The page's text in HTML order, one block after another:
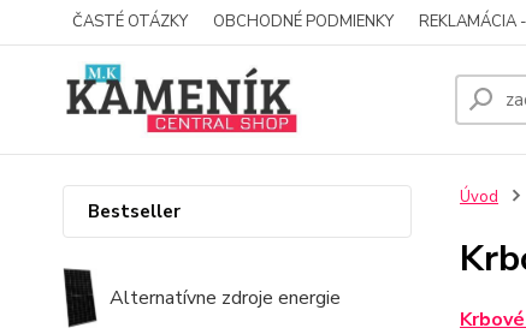
ČASTÉ OTÁZKY OBCHODNÉ PODMIENKY REKLAMÁCIA
Bestseller
Alternatívne zdroje energie
Úvod